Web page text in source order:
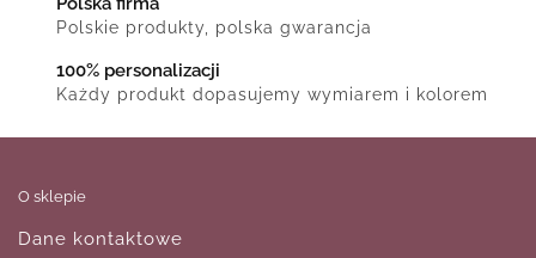
Polskie produkty, polska gwarancja
100% personalizacji
Każdy produkt dopasujemy wymiarem i kolorem
O sklepie
Dane kontaktowe